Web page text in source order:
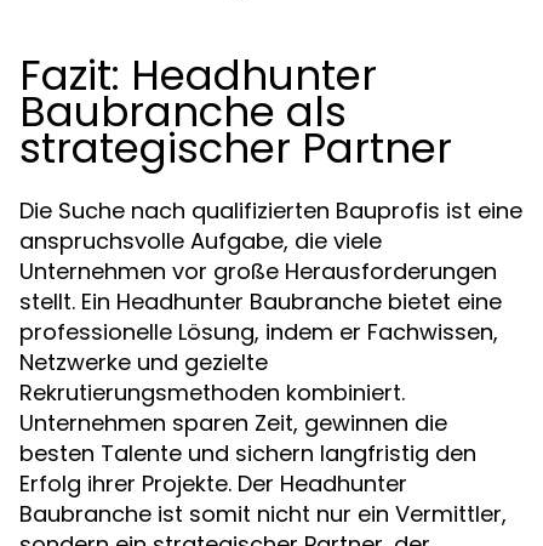
Fazit: Headhunter
Baubranche als
strategischer Partner
Die Suche nach qualifizierten Bauprofis ist eine
anspruchsvolle Aufgabe, die viele
Unternehmen vor große Herausforderungen
stellt. Ein Headhunter Baubranche bietet eine
professionelle Lösung, indem er Fachwissen,
Netzwerke und gezielte
Rekrutierungsmethoden kombiniert.
Unternehmen sparen Zeit, gewinnen die
besten Talente und sichern langfristig den
Erfolg ihrer Projekte. Der Headhunter
Baubranche ist somit nicht nur ein Vermittler,